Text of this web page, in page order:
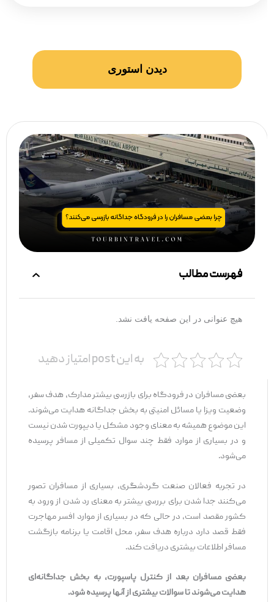
دیدن استوری
فهرست مطالب
هیچ عنوانی در این صفحه یافت نشد.
به این post امتیاز دهید
بعضی مسافران در فرودگاه برای بازرسی بیشتر مدارک، هدف سفر،
وضعیت ویزا یا مسائل امنیتی به بخش جداگانه هدایت می‌شوند.
این موضوع همیشه به معنای وجود مشکل یا دیپورت شدن نیست
و در بسیاری از موارد فقط چند سوال تکمیلی از مسافر پرسیده
می‌شود.
در تجربه فعالان صنعت گردشگری، بسیاری از مسافران تصور
می‌کنند جدا شدن برای بررسی بیشتر به معنای رد شدن از ورود به
کشور مقصد است، در حالی که در بسیاری از موارد افسر مهاجرت
فقط قصد دارد درباره هدف سفر، محل اقامت یا برنامه بازگشت
مسافر اطلاعات بیشتری دریافت کند.
بعضی مسافران بعد از کنترل پاسپورت، به بخش جداگانه‌ای
هدایت می‌شوند تا سوالات بیشتری از آنها پرسیده شود.